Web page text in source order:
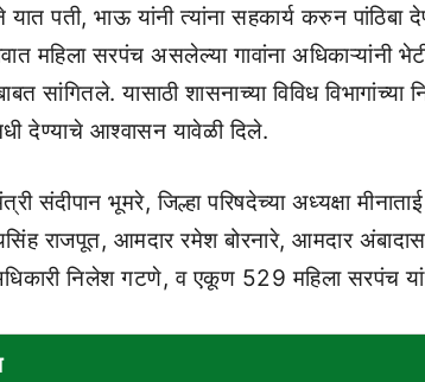
पती, भाऊ यांनी त्यांना सहकार्य करुन
महिला सरपंच असलेल्या गावांना अधिकाऱ्यांनी
सांगितले. यासाठी शासनाच्या विविध
देण्याचे आश्वासन यावेळी दिले.
संदीपान भूमरे, जिल्हा परिषदेच्या अध्यक्षा
राजपूत, आमदार रमेश बोरनारे, आमदार
निलेश गटणे, व एकूण 529 महिला सरपंच